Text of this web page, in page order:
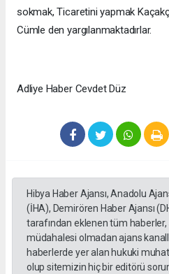
sokmak, Ticaretini yapmak
Cümle den yargılanmaktadırlar.
Adliye Haber Cevdet Düz
Hibya Haber Ajansı, Anadolu
(İHA), Demirören Haber Ajansı
tarafından eklenen tüm
müdahalesi olmadan ajans
haberlerde yer alan hukuki
olup sitemizin hiç bir editörü